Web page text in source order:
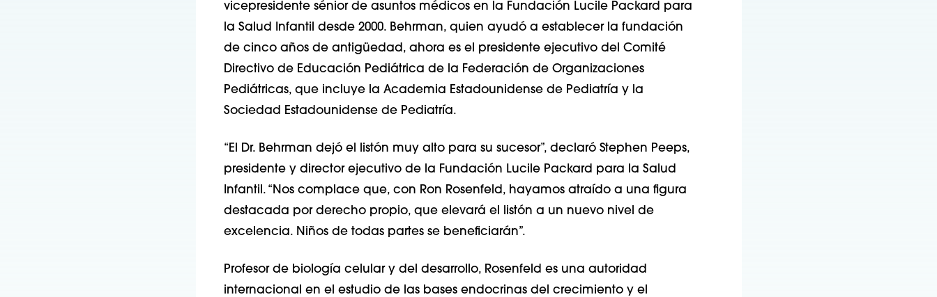
vicepresidente sénior de asuntos médicos en la Fundación Lucile Packard para
la Salud Infantil desde 2000. Behrman, quien ayudó a establecer la fundación
de cinco años de antigüedad, ahora es el presidente ejecutivo del Comité
Directivo de Educación Pediátrica de la Federación de Organizaciones
Pediátricas, que incluye la Academia Estadounidense de Pediatría y la
Sociedad Estadounidense de Pediatría.
“El Dr. Behrman dejó el listón muy alto para su sucesor”, declaró Stephen Peeps,
presidente y director ejecutivo de la Fundación Lucile Packard para la Salud
Infantil. “Nos complace que, con Ron Rosenfeld, hayamos atraído a una figura
destacada por derecho propio, que elevará el listón a un nuevo nivel de
excelencia. Niños de todas partes se beneficiarán”.
Profesor de biología celular y del desarrollo, Rosenfeld es una autoridad
internacional en el estudio de las bases endocrinas del crecimiento y el